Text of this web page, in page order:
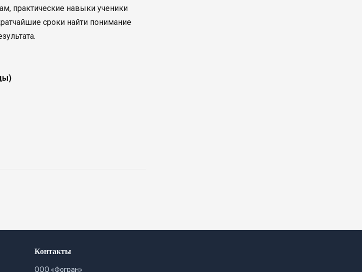
практические навыки ученики
сроки найти понимание
Контакты
ООО «Фогран»